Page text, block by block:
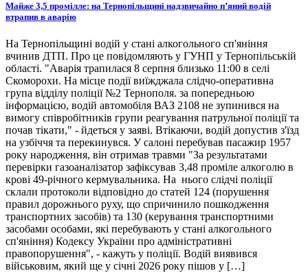
Майже 3,5 промілле: на Тернопільщині надзвичайно п’яний водій
втрапив в аварію
На Тернопільщині водій у стані алкогольного сп'яніння
вчинив ДТП. Про це повідомляють у ГУНП у Тернопільській
області. "Аварія трапилася 8 серпня близько 11:00 в селі
Скоморохи. На місце події виїжджала слідчо-оперативна
група відділу поліції №2 Тернополя. за попередньою
інформацією, водій автомобіля ВАЗ 2108 не зупинився на
вимогу співробітників групи реагування патрульної поліції та
почав тікати," - йдеться у заяві. Втікаючи, водій допустив з'їзд
на узбіччя та перекинувся. У салоні перебував пасажир 1957
року народження, він отримав травми "За результатами
перевірки газоаналізатор зафіксував 3,48 проміле алкоголю в
крові 49-річного кермувальника. На нього слідчі поліції
склали протоколи відповідно до статей 124 (порушення
правил дорожнього руху, що спричинило пошкодження
транспортних засобів) та 130 (керування транспортними
засобами особами, які перебувають у стані алкогольного
сп'яніння) Кодексу України про адміністративні
правопорушення", - кажуть у поліції. Водій виявився
військовим, який ще у січні 2026 року пішов у […]